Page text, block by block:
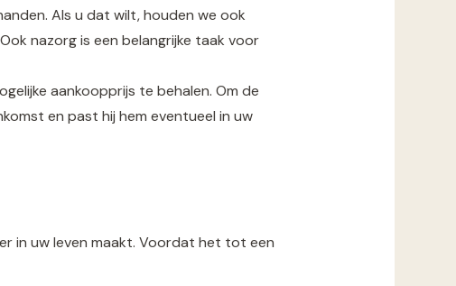
Als u dat wilt, houden we ook
nazorg is een belangrijke taak voor
aankoopprijs te behalen. Om de
en past hij hem eventueel in uw
in uw leven maakt. Voordat het tot een